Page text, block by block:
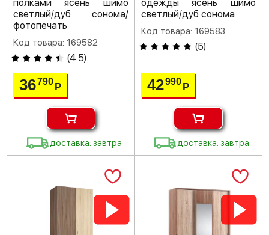
полками ясень шимо
светлый/дуб сонома/
фотопечать
Код товара: 169582
(4.5)
36790Р
доставка: завтра
одежды ясень шимо
светлый/дуб сонома
Код товара: 169583
(5)
42990 Р
доставка: завтра